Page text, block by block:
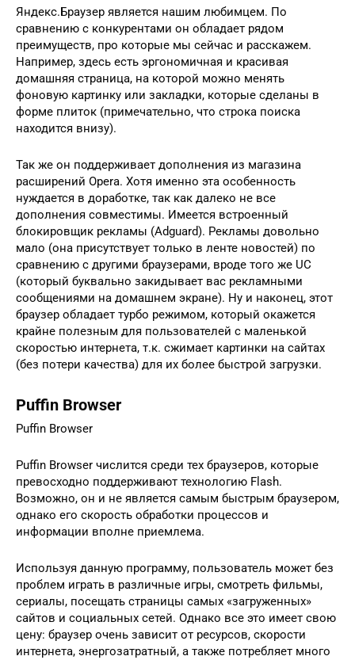
Яндекс.Браузер является нашим любимцем. По
сравнению с конкурентами он обладает рядом
преимуществ, про которые мы сейчас и расскажем.
Например, здесь есть эргономичная и красивая
домашняя страница, на которой можно менять
фоновую картинку или закладки, которые сделаны в
форме плиток (примечательно, что строка поиска
находится внизу).
Так же он поддерживает дополнения из магазина
расширений Opera. Хотя именно эта особенность
нуждается в доработке, так как далеко не все
дополнения совместимы. Имеется встроенный
блокировщик рекламы (Adguard). Рекламы довольно
мало (она присутствует только в ленте новостей) по
сравнению с другими браузерами, вроде того же UC
(который буквально закидывает вас рекламными
сообщениями на домашнем экране). Ну и наконец, этот
браузер обладает турбо режимом, который окажется
крайне полезным для пользователей с маленькой
скоростью интернета, т.к. сжимает картинки на сайтах
(без потери качества) для их более быстрой загрузки.
Puffin Browser
Puffin Browser
Puffin Browser числится среди тех браузеров, которые
превосходно поддерживают технологию Flash.
Возможно, он и не является самым быстрым браузером,
однако его скорость обработки процессов и
информации вполне приемлема.
Используя данную программу, пользователь может без
проблем играть в различные игры, смотреть фильмы,
сериалы, посещать страницы самых «загруженных»
сайтов и социальных сетей. Однако все это имеет свою
цену: браузер очень зависит от ресурсов, скорости
интернета, энергозатратный, а также потребляет много